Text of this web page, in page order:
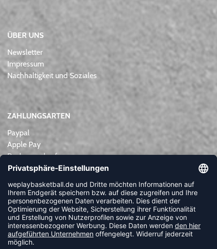
ÜBER UNS
Newsletter
Impressum
Nachhaltigkeit und Soziales
ZAHLUNGSARTEN
Paypal
Apple Pay
Rechnungskauf
Lastschrift
Vorkasse
NEWSLETTER